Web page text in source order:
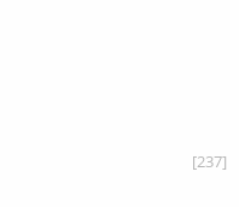
[237]